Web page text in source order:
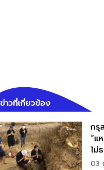
ข่าวที่เกี่ยวข้อง
กรุ
“แ
ไม่
03